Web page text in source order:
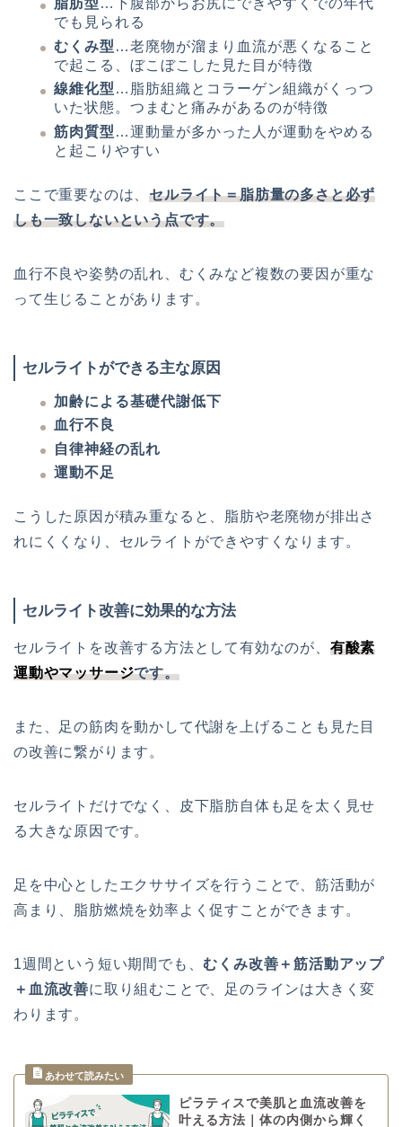
脂肪型 …下腹部からお尻にできやすくでの年代
でも見られる
むくみ型 …老廃物が溜まり血流が悪くなること
で起こる、ぼこぼこした見た目が特徴
線維化型 …脂肪組織とコラーゲン組織がくっつ
いた状態。つまむと痛みがあるのが特徴
筋肉質型 …運動量が多かった人が運動をやめる
と起こりやすい
ここで重要なのは、セルライト＝脂肪量の多さと必ず
しも一致しないという点です。
血行不良や姿勢の乱れ、むくみなど複数の要因が重な
って生じることがあります。
セルライトができる主な原因
加齢による基礎代謝低下
血行不良
自律神経の乱れ
運動不足
こうした原因が積み重なると、脂肪や老廃物が排出さ
れにくくなり、セルライトができやすくなります。
セルライト改善に効果的な方法
セルライトを改善する方法として有効なのが、 有酸素
運動やマッサージです。
また、足の筋肉を動かして代謝を上げることも見た目
の改善に繋がります。
セルライトだけでなく、皮下脂肪自体も足を太く見せ
る大きな原因です。
足を中心としたエクササイズを行うことで、筋活動が
高まり、脂肪燃焼を効率よく促すことができます。
1週間という短い期間でも、むくみ改善＋筋活動アップ
＋血流改善に取り組むことで、足のラインは大きく変
わります。
ピラティスで美肌と血流改善を
叶える方法｜体の内側から輝く